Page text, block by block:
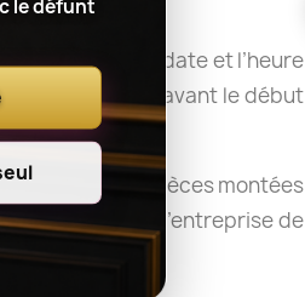
du défunt, la date et l’heure
des fleurs avant le début
Certaines pièces montées
ou de l’entreprise de
le défunt